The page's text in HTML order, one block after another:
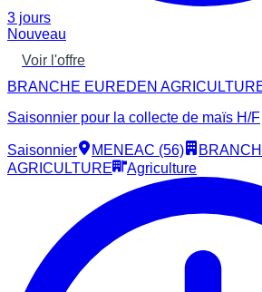
3 jours
Nouveau
Voir l'offre
BRANCHE EUREDEN
Saisonnier pour la collecte de maïs H/F
Saisonnier MENEAC (56)
AGRICULTURE
Agriculture